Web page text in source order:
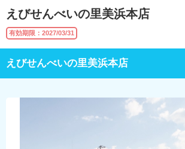
えびせんべいの里美浜本店
有効期限：2027/03/31
えびせんべいの里美浜本店